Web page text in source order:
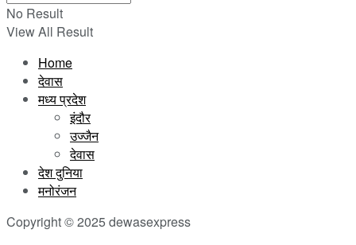
No Result
View All Result
Home
देवास
मध्य प्रदेश
इंदौर
उज्जैन
देवास
देश दुनिया
मनोरंजन
Copyright © 2025 dewasexpress